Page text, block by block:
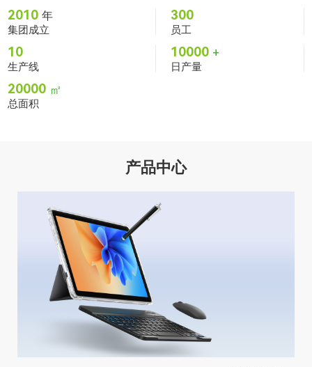
2010 年
集团成立
300
员工
10
生产线
10000 +
日产量
20000 ㎡
总面积
产品中心